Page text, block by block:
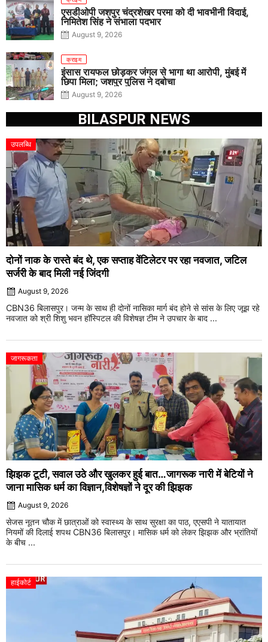
एसडीओपी जशपुर चंद्रशेखर परमा को दी भावभीनी विदाई,
निमितेश सिंह ने संभाला पदभार
August 9, 2026
क्राइम
इंसास रायफल छोड़कर जंगल से भागा था आरोपी, मुंबई में
छिपा मिला; जशपुर पुलिस ने दबोचा
August 9, 2026
BILASPUR NEWS
उपलब्धि
दोनों नाक के रास्ते बंद थे, एक सप्ताह वेंटिलेटर पर रहा नवजात, जटिल
सर्जरी के बाद मिली नई जिंदगी
August 9, 2026
CBN36 बिलासपुर। जन्म के साथ ही दोनों नासिका मार्ग बंद होने से सांस के लिए जूझ रहे
नवजात को श्री शिशु भवन हॉस्पिटल की विशेषज्ञ टीम ने उपचार के बाद ...
जागरूकता
झिझक टूटी, सवाल उठे और खुलकर हुई बात…जागरूक नारी में बेटियों ने
जाना मासिक धर्म का विज्ञान,विशेषज्ञों ने दूर की झिझक
August 9, 2026
सेजस नूतन चौक में छात्राओं को स्वास्थ्य के साथ सुरक्षा का पाठ, एएसपी ने यातायात
नियमों की दिलाई शपथ CBN36 बिलासपुर। मासिक धर्म को लेकर झिझक और भ्रांतियों
के बीच ...
हाईकोर्ट